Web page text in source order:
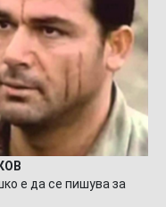
е да се пишува за